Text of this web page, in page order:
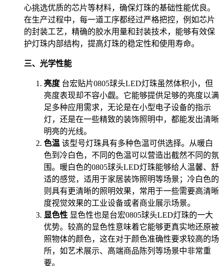
心挑选优质的芯片等材料，确保灯珠的基础性能优良。
在生产过程中，每一道工序都经过严格把控，例如芯片
的封装工艺，精确的胶水用量和封装技术，能够有效保
护灯珠内部结构，提高灯珠的稳定性和使用寿命。
三、光学性能
亮度 台宏贴片0805球头LED灯珠虽然体积小，但
亮度表现却不容小觑。它能够提供足够的亮度以满
足多种应用需求，无论是在小型电子设备的指示
灯，还是在一些精致的装饰照明中，都能发出清晰
明亮的光线。
色温 该型号灯珠具有多种色温可供选择。从暖白
色到冷白色，不同的色温可以营造出截然不同的氛
围。暖白色的0805球头LED灯珠能够给人温馨、舒
适的感觉，适用于家居装饰照明等场景；冷白色的
则具有更清晰的照明效果，常用于一些需要高清晰
度视觉效果的工业设备或者商业展示场景。
显色性 显色性也是台宏0805球头LED灯珠的一大
优势。较高的显色性意味着它能够更真实地还原被
照物体的颜色，这在对于颜色准确性要求较高的场
所，如艺术展示、高端商品陈列等场景中非常重
要。